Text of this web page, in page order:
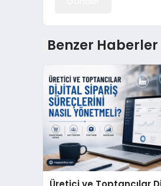
Benzer Haberler